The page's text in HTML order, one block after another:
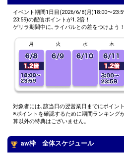
イベント期間1日目(2026/6/8(月)18:00〜
23:59)の配信ポイントが1.2倍！
ゲリラ期間中に､ライバルとの差をつけよう！
対象者には､該当日の翌営業日までにポイン
※ポイントを確認するために期間ランキング
算以外の特典はございません。
aw枠 全体スケジュール